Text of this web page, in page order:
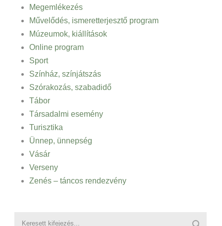
Megemlékezés
Művelődés, ismeretterjesztő program
Múzeumok, kiállítások
Online program
Sport
Színház, színjátszás
Szórakozás, szabadidő
Tábor
Társadalmi esemény
Turisztika
Ünnep, ünnepség
Vásár
Verseny
Zenés – táncos rendezvény